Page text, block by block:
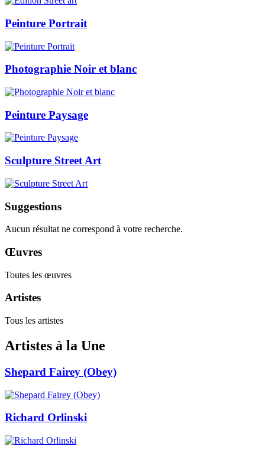
Peinture Portrait
Photographie Noir et blanc
Peinture Paysage
Sculpture Street Art
Suggestions
Aucun résultat ne correspond à votre recherche.
Œuvres
Toutes les œuvres
Artistes
Tous les artistes
Artistes à la Une
Shepard Fairey (Obey)
Richard Orlinski